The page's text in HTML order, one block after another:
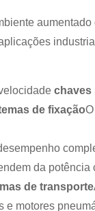
chaves
de fixação
da
de transporte
motores